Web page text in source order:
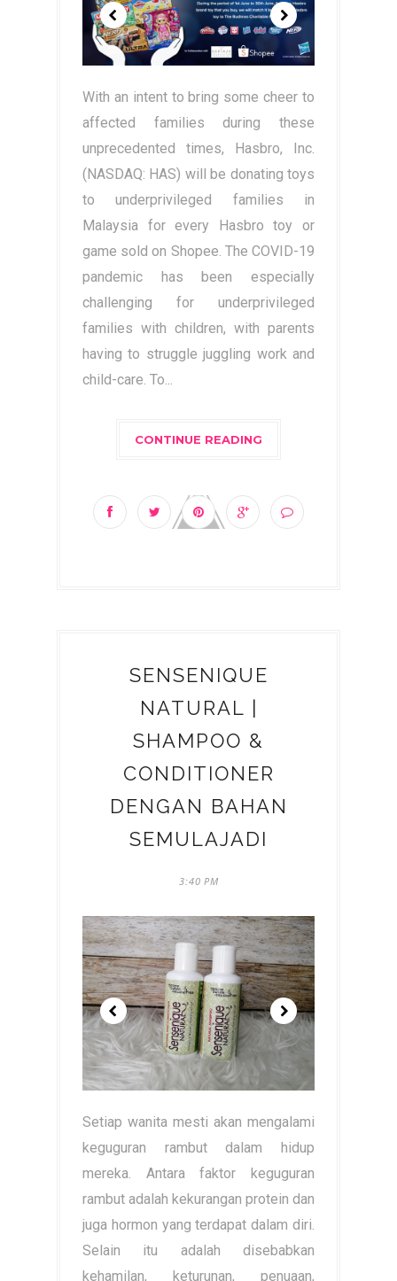
With an intent to bring some cheer to
affected families during these
unprecedented times, Hasbro, Inc.
(NASDAQ: HAS) will be donating toys
to underprivileged families in
Malaysia for every Hasbro toy or
game sold on Shopee. The COVID-19
pandemic has been especially
challenging for underprivileged
families with children, with parents
having to struggle juggling work and
child-care. To...
CONTINUE READING
SENSENIQUE
NATURAL |
SHAMPOO &
CONDITIONER
DENGAN BAHAN
SEMULAJADI
3:40 PM
Setiap wanita mesti akan mengalami
keguguran rambut dalam hidup
mereka. Antara faktor keguguran
rambut adalah kekurangan protein dan
juga hormon yang terdapat dalam diri.
Selain itu adalah disebabkan
kehamilan, keturunan, penuaan,